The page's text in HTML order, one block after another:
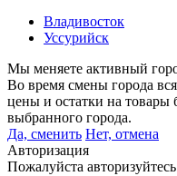
Владивосток
Уссурийск
Мы меняете активный
Во время смены города
цены и остатки на товары
выбранного города.
Да, сменить Нет, отмена
Авторизация
Пожалуйста